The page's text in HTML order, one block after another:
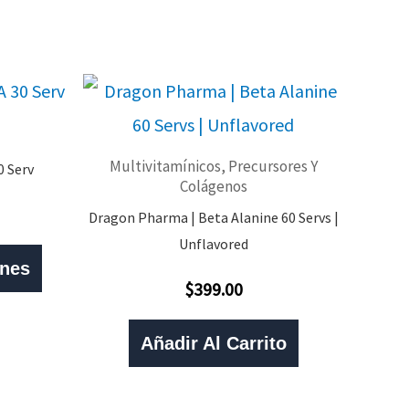
Serv
Este
Multivitamínicos, Precursores Y
Colágenos
Dragon Pharma | Beta Alanine 60 Servs |
Unflavored
Valorado
0
De
5
$399.00
Añadir Al Carrito